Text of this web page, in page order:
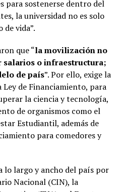
para sostenerse dentro del
la universidad no es solo
vida”.
que “la movilización no
salarios o infraestructura;
de país”. Por ello, exige la
de Financiamiento, para
la ciencia y tecnología,
de organismos como el
Estudiantil, además de
para comedores y
lo largo y ancho del país por
Nacional (CIN), la